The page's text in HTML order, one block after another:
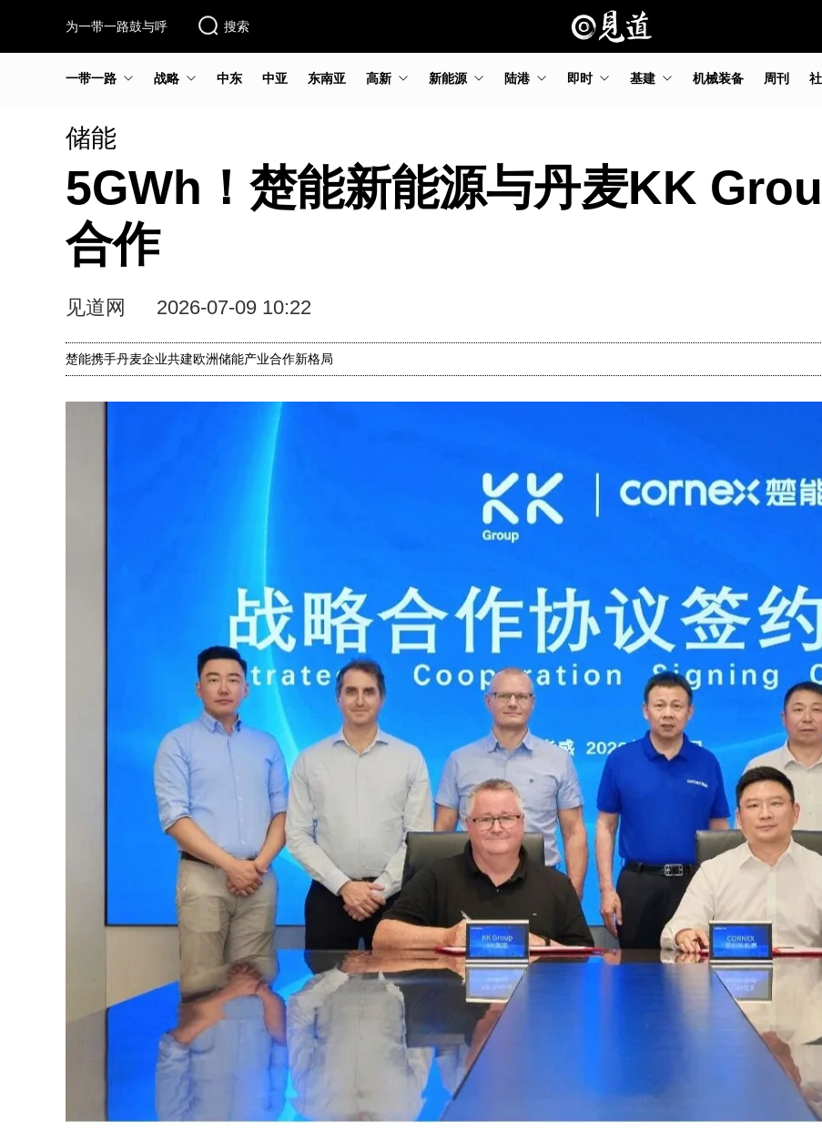
为一带一路鼓与呼 搜索
一带一路 战略 中东 中亚 东南亚 高新 新能源 陆港 即时 基建 机械装备 周刊
储能
5GWh！楚能新能源与丹麦KK
合作
见道网 2026-07-09 10:22
楚能携手丹麦企业共建欧洲储能产业合作新格局